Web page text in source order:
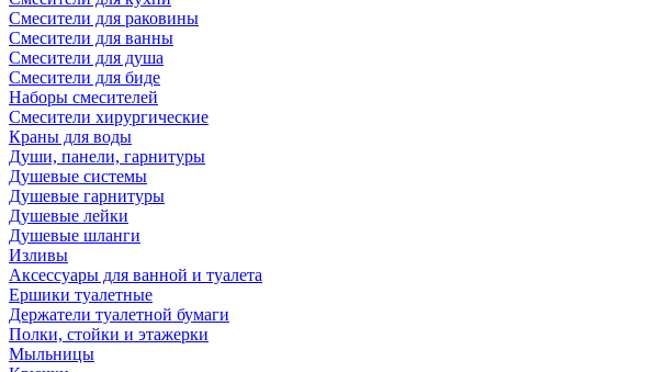
Смесители для раковины
Смесители для ванны
Смесители для душа
Смесители для биде
Наборы смесителей
Смесители хирургические
Краны для воды
Души, панели, гарнитуры
Душевые системы
Душевые гарнитуры
Душевые лейки
Душевые шланги
Изливы
Аксессуары для ванной и туалета
Ершики туалетные
Держатели туалетной бумаги
Полки, стойки и этажерки
Мыльницы